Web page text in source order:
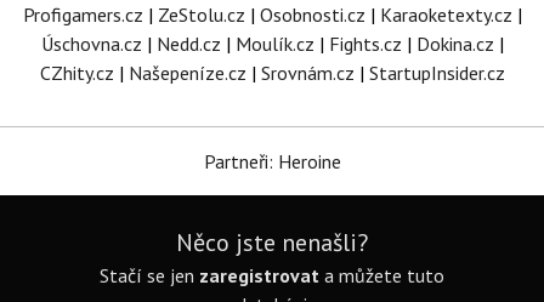
Profigamers.cz | ZeStolu.cz | Osobnosti.cz | Karaoketexty.cz |
Úschovna.cz | Nedd.cz | Moulík.cz | Fights.cz | Dokina.cz |
CZhity.cz | Našepeníze.cz | Srovnám.cz | StartupInsider.cz
Partneři: Heroine
Něco jste nenašli?
Stačí se jen zaregistrovat a můžete tuto